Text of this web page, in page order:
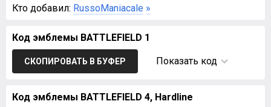
Кто добавил: RussoManiacale »
Код эмблемы BATTLEFIELD 1
СКОПИРОВАТЬ В БУФЕР Показать код
Код эмблемы BATTLEFIELD 4, Hardline